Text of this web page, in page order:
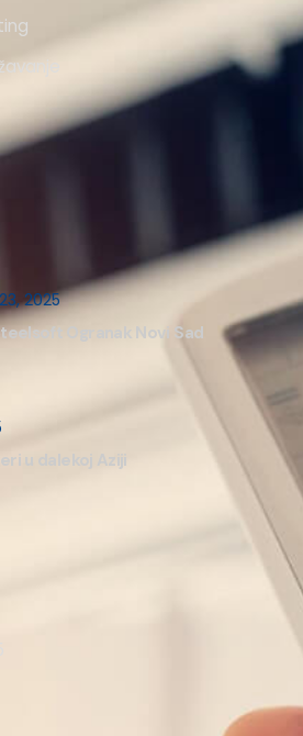
2025
Ogranak Novi Sad
u dalekoj Aziji